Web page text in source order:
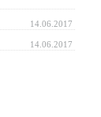
14.06.2017
14.06.2017